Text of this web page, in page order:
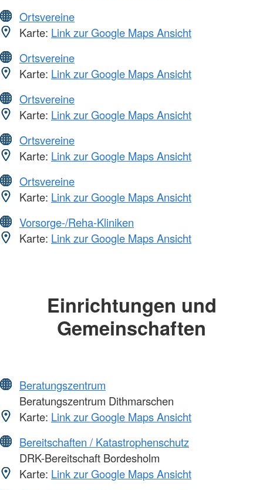
Ortsvereine
Karte: Link zur Google Maps Ansicht
Ortsvereine
Karte: Link zur Google Maps Ansicht
Ortsvereine
Karte: Link zur Google Maps Ansicht
Ortsvereine
Karte: Link zur Google Maps Ansicht
Ortsvereine
Karte: Link zur Google Maps Ansicht
Vorsorge-/Reha-Kliniken
Karte: Link zur Google Maps Ansicht
Einrichtungen und
Gemeinschaften
Beratungszentrum
Beratungszentrum Dithmarschen
Karte: Link zur Google Maps Ansicht
Bereitschaften / Katastrophenschutz
DRK-Bereitschaft Bordesholm
Karte: Link zur Google Maps Ansicht